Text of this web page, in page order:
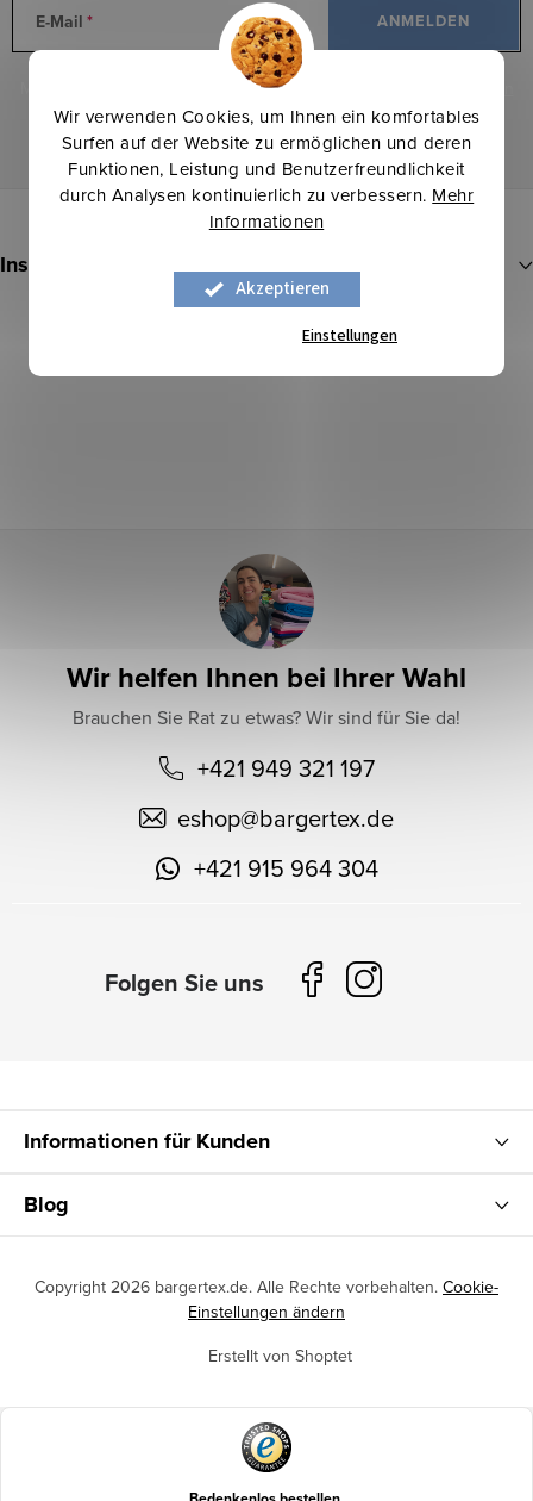
Wir verwenden Cookies, um Ihnen ein komfortables
Surfen auf der Website zu ermöglichen und deren
Funktionen, Leistung und Benutzerfreundlichkeit
durch Analysen kontinuierlich zu verbessern. Mehr
Informationen
Akzeptieren
Einstellungen
E-Mail
Mit der Eingabe Ihrer E-Mail erklären Sie sich mit den
zum Schutz personenbezogener Daten
ANMELDEN
u
Wir helfen Ihnen bei Ihrer Wahl
Brauchen Sie Rat zu etwas? Wir sind für Sie da!
+421 949 321 197
eshop@bargertex.de
+421 915 964 304
Instagram
PROFIL ANZEIGEN
Informationen für Kunden
Blog
Erstellt von Shoptet
Copyright 2026 bargertex.de. Alle Rechte vorbehalten. Cookie-
Einstellungen ändern